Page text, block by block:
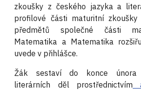
zkoušky z českého jazyka a
profilové části maturitní
předmětů společné části
Matematika a Matematika
uvede v přihlášce.
Žák sestaví do konce února
literárních děl prostřednictvím